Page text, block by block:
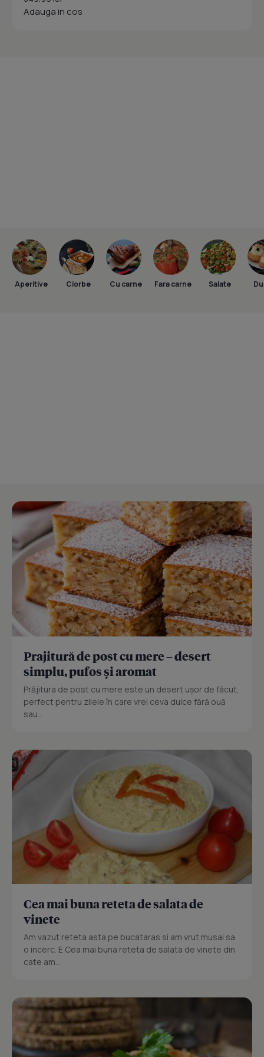
Adauga in cos
Aperitive Ciorbe Cu carne Fara carne Salate
Prajitură de post cu mere – desert
simplu, pufos și aromat
Prăjitura de post cu mere este un desert ușor de făcut,
perfect pentru zilele în care vrei ceva dulce fără ouă
sau...
Cea mai buna reteta de salata de
vinete
Am vazut reteta asta pe bucataras si am vrut musai sa
o incerc. E Cea mai buna reteta de salata de vinete din
cate am...